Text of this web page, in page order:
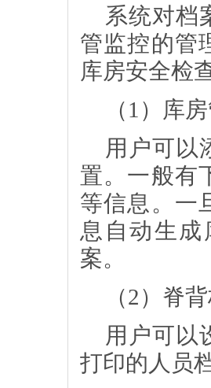
系统对档
管监控的管
库房安全检
（1）库
用户可以
置。一般有
等信息。一
息自动生
案。
（2）脊
用户可以
打印的人员